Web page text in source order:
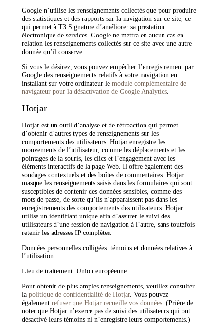
Google n’utilise les renseignements collectés que pour produire
des statistiques et des rapports sur la navigation sur ce site, ce
qui permet à T3 Signature d’améliorer sa prestation
électronique de services. Google ne mettra en aucun cas en
relation les renseignements collectés sur ce site avec une autre
donnée qu’il conserve.
Si vous le désirez, vous pouvez empêcher l’enregistrement par
Google des renseignements relatifs à votre navigation en
installant sur votre ordinateur le module complémentaire de
navigateur pour la désactivation de Google Analytics.
Hotjar
Hotjar est un outil d’analyse et de rétroaction qui permet
d’obtenir d’autres types de renseignements sur les
comportements des utilisateurs. Hotjar enregistre les
mouvements de l’utilisateur, comme les déplacements et les
pointages de la souris, les clics et l’engagement avec les
éléments interactifs de la page Web. Il offre également des
sondages contextuels et des boîtes de commentaires. Hotjar
masque les renseignements saisis dans les formulaires qui sont
susceptibles de contenir des données sensibles, comme des
mots de passe, de sorte qu’ils n’apparaissent pas dans les
enregistrements des comportements des utilisateurs. Hotjar
utilise un identifiant unique afin d’assurer le suivi des
utilisateurs d’une session de navigation à l’autre, sans toutefois
retenir les adresses IP complètes.
Données personnelles colligées: témoins et données relatives à
l’utilisation
Lieu de traitement: Union européenne
Pour obtenir de plus amples renseignements, veuillez consulter
la politique de confidentialité de Hotjar. Vous pouvez
également refuser que Hotjar recueille vos données. (Prière de
noter que Hotjar n’exerce pas de suivi des utilisateurs qui ont
désactivé leurs témoins ni n’enregistre leurs comportements.)